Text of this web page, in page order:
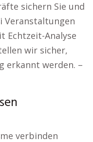
sichern Sie und
Veranstaltungen
Echtzeit-Analyse
wir sicher,
erkannt werden. –
verbinden